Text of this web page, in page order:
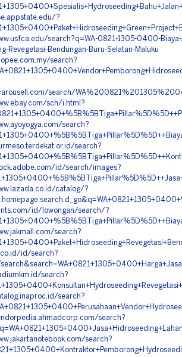
?
search?q=WA-0821-1305-0400-Biaya-
Revegetasi-Bendungan-Buru-Selatan-Maluku
search?
search/
sch/i.html?
search?
search?
id/search/images?
catalog/?
id/lowongan/search/?
search?
id/search?
search?
search?
search?
search?